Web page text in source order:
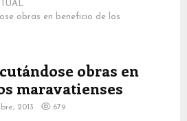
obras en beneficio de los
obras en
maravatienses
2013 679